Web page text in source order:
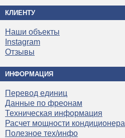
КЛИЕНТУ
Наши объекты
Instagram
Отзывы
ИНФОРМАЦИЯ
Перевод единиц
Данные по фреонам
Техническая информация
Расчет мощности кондиционера
Полезное тех/инфо